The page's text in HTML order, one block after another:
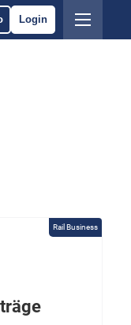
Login
Rail Business